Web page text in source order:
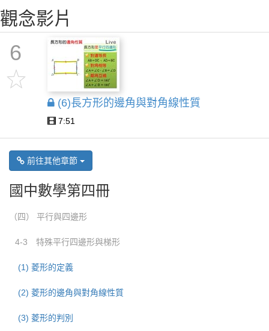
觀念影片
6
(6)長方形的邊角與對角線性質
7:51
前往其他章節
國中數學第四冊
（四） 平行與四邊形
4-3 特殊平行四邊形與梯形
(1) 菱形的定義
(2) 菱形的邊角與對角線性質
(3) 菱形的判別